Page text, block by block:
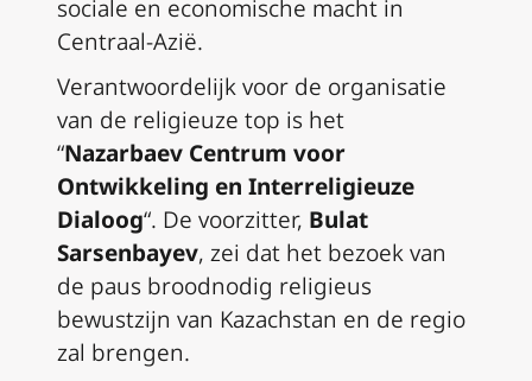
sociale en economische macht in
Centraal-Azië.
Verantwoordelijk voor de organisatie
van de religieuze top is het
“Nazarbaev Centrum voor
Ontwikkeling en Interreligieuze
Dialoog“. De voorzitter, Bulat
Sarsenbayev, zei dat het bezoek van
de paus broodnodig religieus
bewustzijn van Kazachstan en de regio
zal brengen.